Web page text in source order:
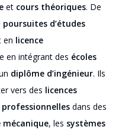
et cours théoriques. De
poursuites d’études
en licence
en intégrant des écoles
diplôme d’ingénieur. Ils
vers des licences
professionnelles dans des
mécanique, les systèmes